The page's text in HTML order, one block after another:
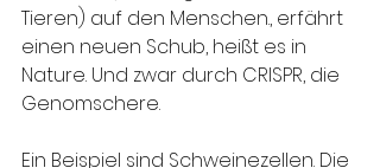
Tieren) auf den Menschen., erfährt
einen neuen Schub, heißt es in
Nature. Und zwar durch CRISPR, die
Genomschere.
Ein Beispiel sind Schweinezellen. Die